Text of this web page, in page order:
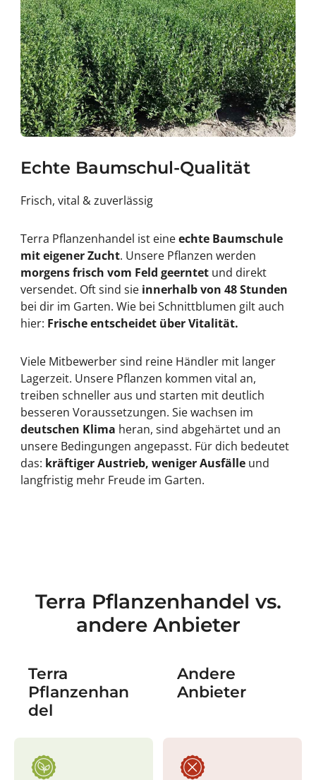
Echte Baumschul-Qualität
Frisch, vital & zuverlässig
Terra Pflanzenhandel ist eineechte Baumschule
mit eigener Zucht. Unsere Pflanzen werden
morgens frisch vom Feld geerntetund direkt
versendet. Oft sind sie innerhalb von 48 Stunden
bei dir im Garten. Wie bei Schnittblumen gilt auch
hier: Frische entscheidet über Vitalität.
Viele Mitbewerber sind reine Händler mit langer
Lagerzeit. Unsere Pflanzen kommen vital an,
treiben schneller aus und starten mit deutlich
besseren Voraussetzungen. Sie wachsen im
deutschen Klima heran, sind abgehärtet und an
unsere Bedingungen angepasst. Für dich bedeutet
das: kräftiger Austrieb, weniger Ausfälle und
langfristig mehr Freude im Garten.
Terra Pflanzenhandel vs.
andere Anbieter
Terra
Pflanzenhan
del
Andere
Anbieter